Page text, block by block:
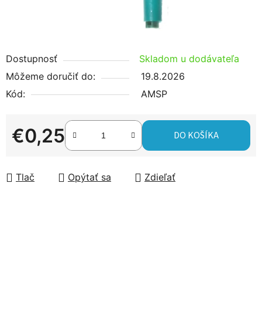
Dostupnosť
Skladom u dodávateľa
Môžeme doručiť do:
19.8.2026
Kód:
AMSP
€0,25
Jednotková cena:
DO KOŠÍKA
Tlač Opýtať sa Zdieľať